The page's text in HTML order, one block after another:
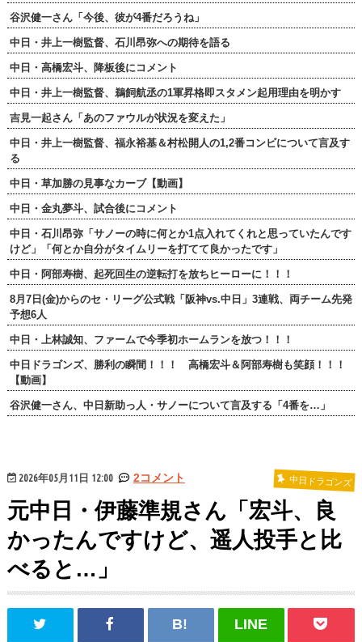
谷沢健一さん「今後、彼が4番だろうね」
中日・井上一樹監督、石川昂弥への期待を語る
中日・高橋宏斗、降板後にコメント
中日・井上一樹監督、鵜飼航丞の1軍昇格即スタメン起用理由を明かす
吉見一起さん「あのファウルが状況を変えた」
中日・井上一樹監督、福永裕基＆村松開人の1,2番コンビについて言及す
る
中日・草加勝の見事なカーブ【動画】
中日・金丸夢斗、試合後にコメント
中日・石川昂弥「サノーの時に何とか1点入れてくれと思っていたんです
けど」「何とか自分がタイムリーを打てて良かったです」
中日・阿部寿樹、起死回生の逆転打を放ちヒーローに！！！
8月7日(金)からのセ・リーグ公式戦「阪神vs.中日」3連戦、両チーム先発
予想6人
中日・上林誠知、ファームで今季初ホームランを放つ！！！
中日ドラゴンズ、勝利の瞬間！！！ 高橋宏斗＆阿部寿樹も笑顔！！！
【動画】
谷沢健一さん、中日新助っ人・サノーについて言及する「4番を…」
2026年05月11日 12:00 2コメント 中日ドラゴンズ
元中日・伊藤準規さん「宏斗、良
かったんですけど、遥人投手と比
べると…」